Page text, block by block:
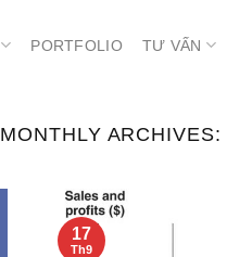
PORTFOLIO TƯ VẤN
MONTHLY ARCHIVES:
17
Th9